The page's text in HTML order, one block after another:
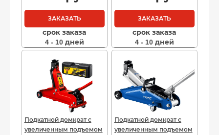
ЗАКАЗАТЬ
срок заказа
4 - 10 дней
ЗАКАЗАТЬ
срок заказа
4 - 10 дней
Подкатной домкрат с
увеличенным подъемом
Подкатной домкрат с
увеличенным подъемом